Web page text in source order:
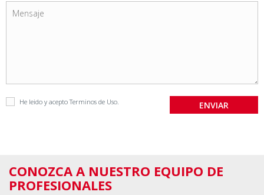
He leido y aceptoTerminos de Uso.
CONOZCA A NUESTRO EQUIPO DE
PROFESIONALES